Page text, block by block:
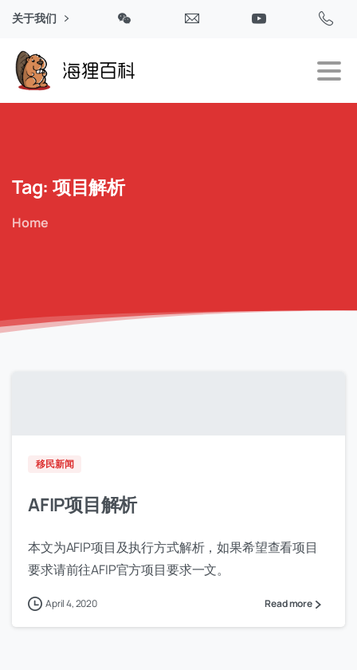
关于我们
Tag: 项目解析
Home
移民新闻
AFIP项目解析
本文为AFIP项目及执行方式解析，如果希望查看项目
要求请前往AFIP官方项目要求一文。
April 4, 2020 Read more